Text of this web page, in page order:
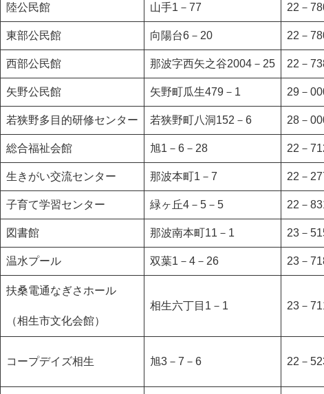
陸公民館 山手1－77 22－
東部公民館 向陽台6－20 22－
西部公民館 那波字西矢之谷2004－25 22－
矢野公民館 矢野町瓜生479－1 29－
若狭野多目的研修センター 若狭野町八洞152－6 28－
総合福祉会館 旭1－6－28 22－
生きがい交流センター 那波本町1－7 22－
子育て学習センター 緑ヶ丘4－5－5 22－
図書館 那波南本町11－1 23－
温水プール 双葉1－4－26 23－
扶桑電通なぎさホール
（相生市文化会館）
相生六丁目1－1 23－
コープデイズ相生 旭3－7－6 22－